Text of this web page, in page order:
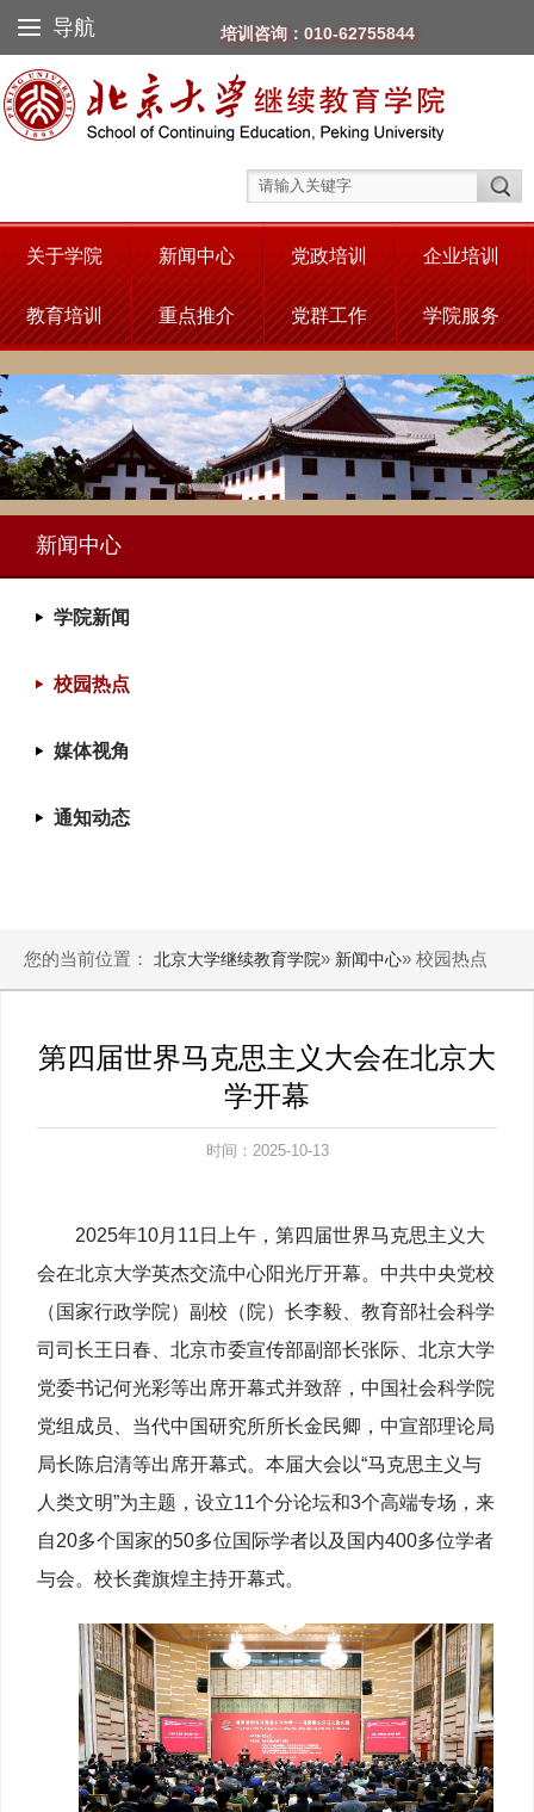
导航 培训咨询：010-62755844
关于学院 新闻中心 党政培训 企业培训
教育培训 重点推介 党群工作 学院服务
新闻中心
学院新闻
校园热点
媒体视角
通知动态
您的当前位置： 北京大学继续教育学院» 新闻中心» 校园热点
第四届世界马克思主义大会在北京大
学开幕
时间：2025-10-13
2025年10月11日上午，第四届世界马克思主义大
会在北京大学英杰交流中心阳光厅开幕。中共中央党校
（国家行政学院）副校（院）长李毅、教育部社会科学
司司长王日春、北京市委宣传部副部长张际、北京大学
党委书记何光彩等出席开幕式并致辞，中国社会科学院
党组成员、当代中国研究所所长金民卿，中宣部理论局
局长陈启清等出席开幕式。本届大会以“马克思主义与
人类文明”为主题，设立11个分论坛和3个高端专场，来
自20多个国家的50多位国际学者以及国内400多位学者
与会。校长龚旗煌主持开幕式。